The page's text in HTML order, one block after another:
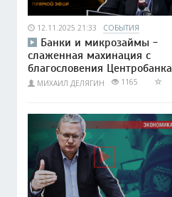
12.11.2025 21:33 СОБЫТИЯ
Банки и микрозаймы -
слаженная махинация с
благословения Центробанка
МИХАИЛ ДЕЛЯГИН 1165